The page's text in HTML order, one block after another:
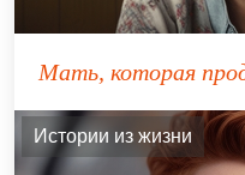
Мать, которая
Истории из жизни